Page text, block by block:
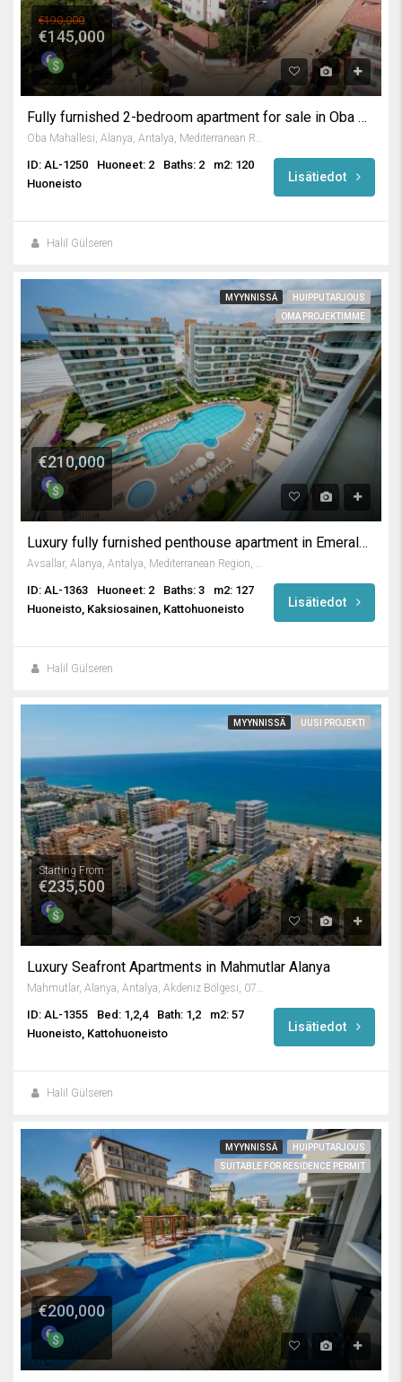
€190,000
€145,000
Fully furnished 2-bedroom apartment for sale in Oba Alanya
Oba Mahallesi, Alanya, Antalya, Mediterranean Region, 07469, Turkey
ID: AL-1250 Huoneet: 2 Baths: 2
m2: 120
Huoneisto
Lisätiedot
Halil Gülseren
MYYNNISSÄ
HUIPPUTARJOUS
OMA PROJEKTIMME
€210,000
Luxury fully furnished penthouse apartment in Emerald Park
ID: AL-1363 Huoneet: 2 Baths: 3
m2: 127
Huoneisto, Kaksiosainen, Kattohuoneisto
Lisätiedot
Halil Gülseren
MYYNNISSÄ UUSI PROJEKTI
Starting From
€235,500
Luxury Seafront Apartments in Mahmutlar Alanya
Mahmutlar, Alanya, Antalya, Akdeniz Bölgesi, 07450, Türkiye
ID: AL-1355 Bed: 1,2,4 Bath: 1,2
m2: 57
Huoneisto, Kattohuoneisto
Lisätiedot
Halil Gülseren
MYYNNISSÄ
HUIPPUTARJOUS
SUITABLE FOR RESIDENCE PERMIT
€200,000